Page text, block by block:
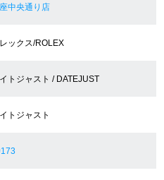
サービス
中央通り店
ックス/ROLEX
トジャスト / DATEJUST
トジャスト